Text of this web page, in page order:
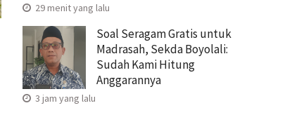
29 menit yang lalu
Soal Seragam Gratis untuk
Madrasah, Sekda Boyolali:
Sudah Kami Hitung
Anggarannya
3 jam yang lalu